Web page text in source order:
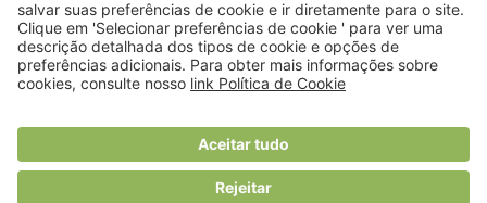
© 2018 Viver Saudável
O portal dos profissionais de nutrição